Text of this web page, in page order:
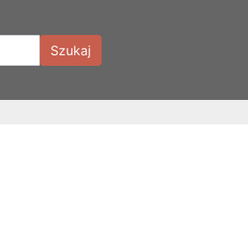
Szukaj